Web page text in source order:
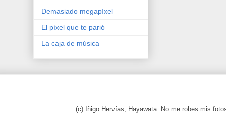
Demasiado megapíxel
El píxel que te parió
La caja de música
(c) Iñigo Hervías, Hayawata. No me robes mis